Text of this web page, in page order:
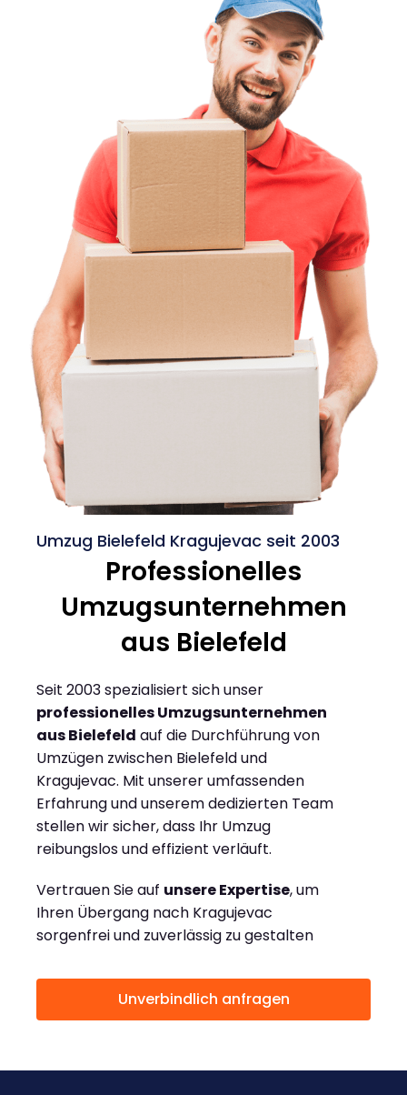
Umzug Bielefeld Kragujevac seit 2003
Professionelles
Umzugsunternehmen
aus Bielefeld
Seit 2003 spezialisiert sich unser
professionelles Umzugsunternehmen
aus Bielefeld auf die Durchführung von
Umzügen zwischen Bielefeld und
Kragujevac. Mit unserer umfassenden
Erfahrung und unserem dedizierten Team
stellen wir sicher, dass Ihr Umzug
reibungslos und effizient verläuft.
Vertrauen Sie auf unsere Expertise, um
Ihren Übergang nach Kragujevac
sorgenfrei und zuverlässig zu gestalten
Unverbindlich anfragen